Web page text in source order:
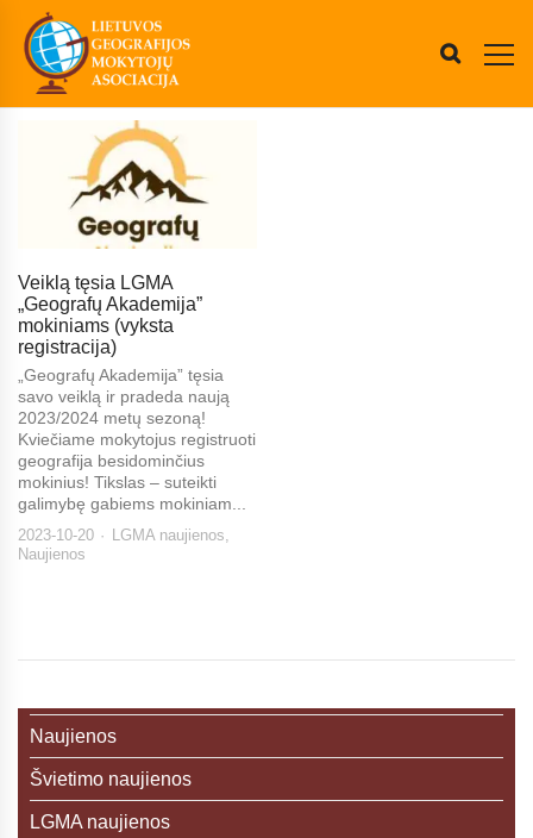
Veiklą tęsia LGMA
„Geografų Akademija”
mokiniams (vyksta
registracija)
„Geografų Akademija” tęsia
savo veiklą ir pradeda naują
2023/2024 metų sezoną!
Kviečiame mokytojus registruoti
geografija besidominčius
mokinius! Tikslas – suteikti
galimybę gabiems mokiniam...
2023-10-20 LGMA naujienos,
Naujienos
Naujienos
Švietimo naujienos
LGMA naujienos